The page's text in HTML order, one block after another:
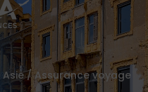
Asie/Assurance voyage